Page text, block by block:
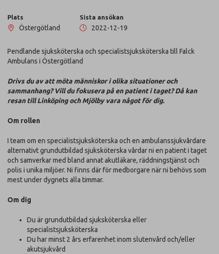
Plats
Östergötland
Sista ansökan
2022-12-19
Pendlande sjuksköterska och specialistsjuksköterska till Falck
Ambulans i Östergötland
Drivs du av att möta människor i olika situationer och
sammanhang? Vill du fokusera på en patient i taget? Då kan
resan till Linköping och Mjölby vara något för dig.
Om rollen
I team om en specialistsjuksköterska och en ambulanssjukvårdare
alternativt grundutbildad sjuksköterska vårdar ni en patient i taget
och samverkar med bland annat akutläkare, räddningstjänst och
polis i unika miljöer. Ni finns där för medborgare när ni behövs som
mest under dygnets alla timmar.
Om dig
Du är grundutbildad sjuksköterska eller
specialistsjuksköterska
Du har minst 2 års erfarenhet inom slutenvård och/eller
akutsjukvård